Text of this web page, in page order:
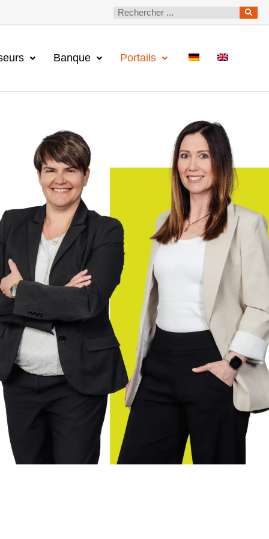
Banque Portails